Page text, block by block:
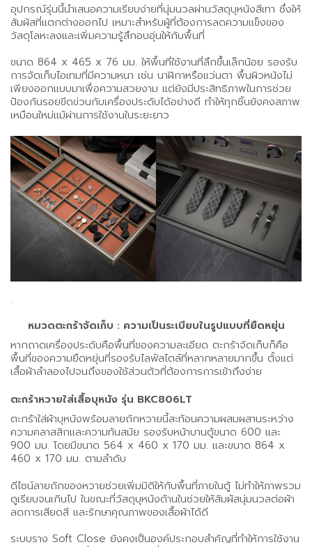
อุปกรณ์รุ่นนี้นำเสนอความเรียบง่ายที่นุ่มนวลผ่านวัสดุบุหนังสีเทา ซึ่งให้
สัมผัสที่แตกต่างออกไป เหมาะสำหรับผู้ที่ต้องการลดความแข็งของ
วัสดุโลหะลงและเพิ่มความรู้สึกอบอุ่นให้กับพื้นที่
ขนาด 864 x 465 x 76 มม. ให้พื้นที่ใช้งานที่ลึกขึ้นเล็กน้อย รองรับ
การจัดเก็บไอเทมที่มีความหนา เช่น นาฬิกาหรือแว่นตา พื้นผิวหนังไม่
เพียงออกแบบมาเพื่อความสวยงาม แต่ยังมีประสิทธิภาพในการช่วย
ป้องกันรอยขีดข่วนกับเครื่องประดับได้อย่างดี ทำให้ทุกชิ้นยังคงสภาพ
เหมือนใหม่แม้ผ่านการใช้งานในระยะยาว
.
หมวดตะกร้าจัดเก็บ : ความเป็นระเบียบในรูปแบบที่ยืดหยุ่น
หากถาดเครื่องประดับคือพื้นที่ของความละเอียด ตะกร้าจัดเก็บก็คือ
พื้นที่ของความยืดหยุ่นที่รองรับไลฟ์สไตล์ที่หลากหลายมากขึ้น ตั้งแต่
เสื้อผ้าลำลองไปจนถึงของใช้ส่วนตัวที่ต้องการการเข้าถึงง่าย
ตะกร้าหวายใส่เสื้อบุหนัง รุ่น BKC806LT
ตะกร้าใส่ผ้าบุหนังพร้อมลายถักหวายนี้สะท้อนความผสมผสานระหว่าง
ความคลาสสิกและความทันสมัย รองรับหน้าบานตู้ขนาด 600 และ
900 มม. โดยมีขนาด 564 x 460 x 170 มม. และขนาด 864 x
460 x 170 มม. ตามลำดับ
ดีไซน์ลายถักของหวายช่วยเพิ่มมิติให้กับพื้นที่ภายในตู้ ไม่ทำให้ภาพรวม
ดูเรียบจนเกินไป ในขณะที่วัสดุบุหนังด้านในช่วยให้สัมผัสนุ่มนวลต่อผ้า
ลดการเสียดสี และรักษาคุณภาพของเสื้อผ้าได้ดี
ระบบราง Soft Close ยังคงเป็นองค์ประกอบสำคัญที่ทำให้การใช้งาน